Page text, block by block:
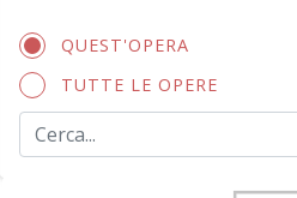
QUEST'OPERA
TUTTE LE OPERE